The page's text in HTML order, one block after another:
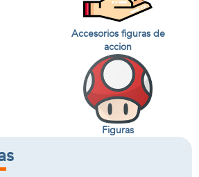
Accesorios figuras de
accion
Figuras